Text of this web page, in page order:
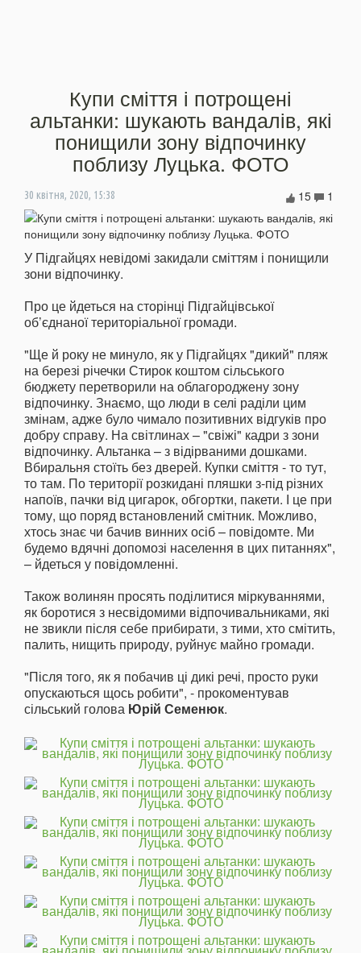
Купи сміття і потрощені
альтанки: шукають вандалів, які
понищили зону відпочинку
поблизу Луцька. ФОТО
30 квітня, 2020, 15:38 1
15
У Підгайцях невідомі закидали сміттям і понищили
зони відпочинку.
Про це йдеться на сторінці Підгайцівської
об’єднаної територіальної громади.
"Ще й року не минуло, як у Підгайцях "дикий" пляж
на березі річечки Стирок коштом сільського
бюджету перетворили на облагороджену зону
відпочинку. Знаємо, що люди в селі раділи цим
змінам, адже було чимало позитивних відгуків про
добру справу. На світлинах – "свіжі" кадри з зони
відпочинку. Альтанка – з відірваними дошками.
Вбиральня стоїть без дверей. Купки сміття - то тут,
то там. По території розкидані пляшки з-під різних
напоїв, пачки від цигарок, обгортки, пакети. І це при
тому, що поряд встановлений смітник. Можливо,
хтось знає чи бачив винних осіб – повідомте. Ми
будемо вдячні допомозі населення в цих питаннях",
– йдеться у повідомленні.
Також волинян просять поділитися міркуваннями,
як боротися з несвідомими відпочивальниками, які
не звикли після себе прибирати, з тими, хто смітить,
палить, нищить природу, руйнує майно громади.
"Після того, як я побачив ці дикі речі, просто руки
опускаються щось робити", - прокоментував
сільський голова Юрій Семенюк.